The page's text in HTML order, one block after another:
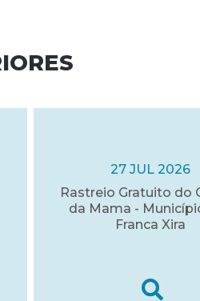
27 JUL 2026
Rastreio Gratuito do
da Mama -
Franca Xira